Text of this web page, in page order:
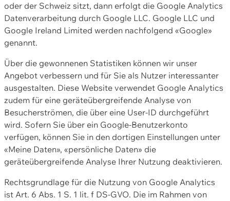
oder der Schweiz sitzt, dann erfolgt die Google Analytics
Datenverarbeitung durch Google LLC. Google LLC und
Google Ireland Limited werden nachfolgend «Google»
genannt.
Über die gewonnenen Statistiken können wir unser
Angebot verbessern und für Sie als Nutzer interessanter
ausgestalten. Diese Website verwendet Google Analytics
zudem für eine geräteübergreifende Analyse von
Besucherströmen, die über eine User-ID durchgeführt
wird. Sofern Sie über ein Google-Benutzerkonto
verfügen, können Sie in den dortigen Einstellungen unter
«Meine Daten», «persönliche Daten» die
geräteübergreifende Analyse Ihrer Nutzung deaktivieren.
Rechtsgrundlage für die Nutzung von Google Analytics
ist Art. 6 Abs. 1 S. 1 lit. f DS-GVO. Die im Rahmen von